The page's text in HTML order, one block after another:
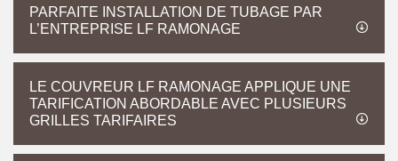
PARFAITE INSTALLATION DE TUBAGE PAR
L’ENTREPRISE LF RAMONAGE
LE COUVREUR LF RAMONAGE APPLIQUE UNE
TARIFICATION ABORDABLE AVEC PLUSIEURS
GRILLES TARIFAIRES